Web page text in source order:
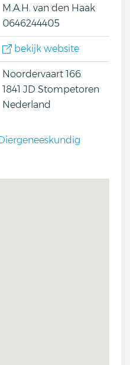
M.A.H. van den Haak
0646244405
bekijk website
Noordervaart 166
1841 JD Stompetoren
Nederland